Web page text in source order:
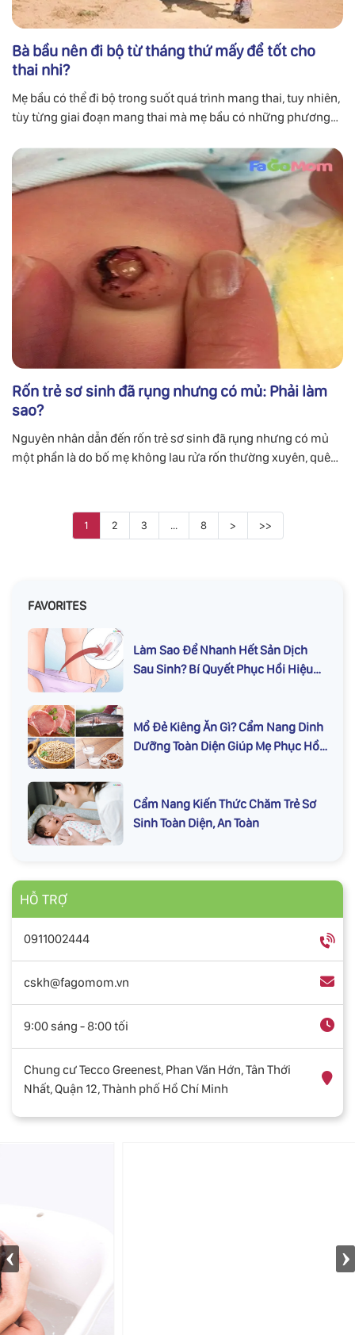
Bà bầu nên đi bộ từ tháng thứ mấy để tốt cho
thai nhi?
Mẹ bầu có thể đi bộ trong suốt quá trình mang thai, tuy nhiên,
tùy từng giai đoạn mang thai mà mẹ bầu có những phương
Rốn trẻ sơ sinh đã rụng nhưng có mủ: Phải làm
sao?
Nguyên nhân dẫn đến rốn trẻ sơ sinh đã rụng nhưng có mủ
một phần là do bố mẹ không lau rửa rốn thường xuyên, quên
1 2 3 ... 8 > >>
FAVORITES
Làm Sao Để Nhanh Hết Sản Dịch
Sau Sinh? Bí Quyết Phục Hồi Hiệu
Mổ Đẻ Kiêng Ăn Gì? Cẩm Nang Dinh
Dưỡng Toàn Diện Giúp Mẹ Phục Hồi
Cẩm Nang Kiến Thức Chăm Trẻ Sơ
Sinh Toàn Diện, An Toàn
HỖ TRỢ
0911002444
cskh@fagomom.vn
9:00 sáng - 8:00 tối
Chung cư Tecco Greenest, Phan Văn Hớn, Tân Thới
Nhất, Quận 12, Thành phố Hồ Chí Minh